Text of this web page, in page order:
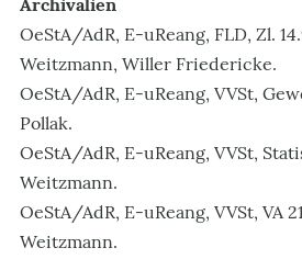
Archivalien
OeStA/AdR, E-uReang, FLD, Zl.
Weitzmann, Willer Friedericke.
OeStA/AdR, E-uReang, VVSt,
Pollak.
OeStA/AdR, E-uReang, VVSt,
Weitzmann.
OeStA/AdR, E-uReang, VVSt, VA
Weitzmann.